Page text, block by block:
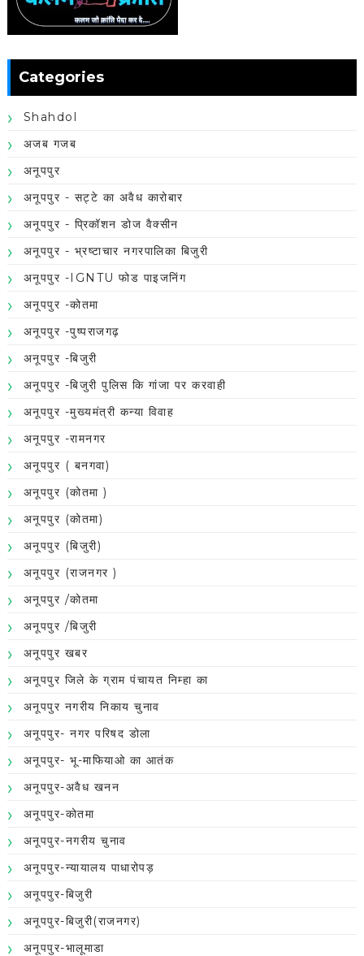
Categories
Shahdol
अजब गजब
अनूपपुर
अनूपपुर - सट्टे का अवैध कारोबार
अनूपपुर - प्रिकॉशन डोज वैक्सीन
अनूपपुर - भ्रष्टाचार नगरपालिका बिजुरी
अनूपपुर -IGNTU फोड पाइजनिंग
अनूपपुर -कोतमा
अनूपपुर -पुष्पराजगढ़
अनूपपुर -बिजुरी
अनूपपुर -बिजुरी पुलिस कि गांजा पर करवाही
अनूपपुर -मुख्यमंत्री कन्या विवाह
अनूपपुर -रामनगर
अनूपपुर ( बनगवा)
अनूपपुर (कोतमा )
अनूपपुर (कोतमा)
अनूपपुर (बिजुरी)
अनूपपुर (राजनगर )
अनूपपुर /कोतमा
अनूपपुर /बिजुरी
अनूपपुर खबर
अनूपपुर जिले के ग्राम पंचायत निम्हा का
अनूपपुर नगरीय निकाय चुनाव
अनूपपुर- नगर परिषद डोला
अनूपपुर- भू-माफियाओ का आतंक
अनूपपुर-अवैध खनन
अनूपपुर-कोतमा
अनूपपुर-नगरीय चुनाव
अनूपपुर-न्यायालय पाधारोपड़
अनूपपुर-बिजुरी
अनूपपुर-बिजुरी(राजनगर)
अनूपपुर-भालूमाडा